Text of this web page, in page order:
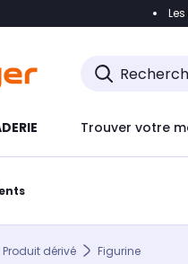
Accéder
Trouver votre
Produit dérivé Figurine